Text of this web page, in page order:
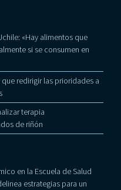
«Hay alimentos que
si se consumen en
redirigir las prioridades a
terapia
de riñón
en la Escuela de Salud
estrategias para un